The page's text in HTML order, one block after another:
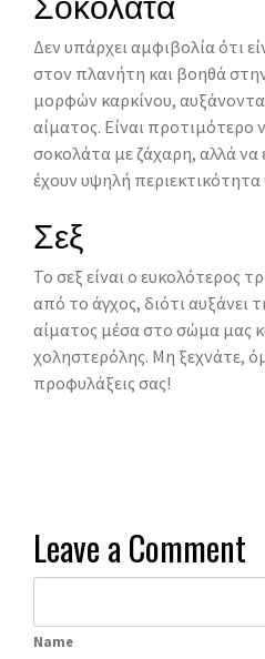
Δεν υπάρχει αμφιβολία ότι
στον πλανήτη και βοηθά
μορφών καρκίνου,
αίματος. Είναι προτιμότερο
σοκολάτα με ζάχαρη, αλλά να
έχουν υψηλή περιεκτικότητα
Σεξ
Το σεξ είναι ο ευκολότερος
από το άγχος, διότι αυξάνει
αίματος μέσα στο σώμα μας
χοληστερόλης. Μη ξεχνάτε,
προφυλάξεις σας!
Leave a Comment
Name